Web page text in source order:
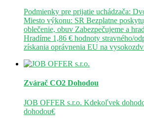
Podmienky pre prijatie uchádzača:
Miesto výkonu: SR Bezplatne
oblečenie, obuv Zabezpečujeme a
Hradíme 1,86 € hodnoty stravného/
získania oprávnenia EU na
Zvárač CO2 Dohodou
JOB OFFER s.r.o. Kdekoľvek
dohodou€